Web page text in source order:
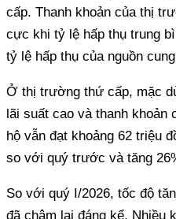
cấp. Thanh khoản của thị
cực khi tỷ lệ hấp thụ trung
tỷ lệ hấp thụ của nguồn
Ở thị trường thứ cấp, mặc
lãi suất cao và thanh khoản
hộ vẫn đạt khoảng 62 triệu
so với quý trước và tăng
So với quý I/2026, tốc độ
đã chậm lại đáng kể. Nhiều